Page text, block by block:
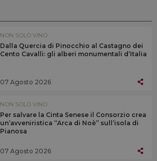
NON SOLO VINO
Dalla Quercia di Pinocchio al Castagno dei
Cento Cavalli: gli alberi monumentali d’Italia
07 Agosto 2026
NON SOLO VINO
Per salvare la Cinta Senese il Consorzio crea
un’avveniristica “Arca di Noè” sull’isola di
Pianosa
07 Agosto 2026